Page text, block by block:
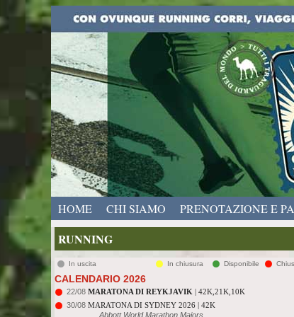
HOME CHI SIAMO PRENOTAZIONE E
RUNNING
In uscita In chiusura Disponibile
CALENDARIO 2026
22/08 MARATONA DI REYKJAVIK | 42K,21K,10K
30/08 MARATONA DI SYDNEY 2026 | 42K
Abbott World Marathon Majors